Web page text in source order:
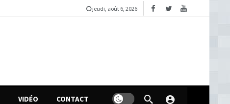
jeudi, août 6, 2026
VIDÉO CONTACT